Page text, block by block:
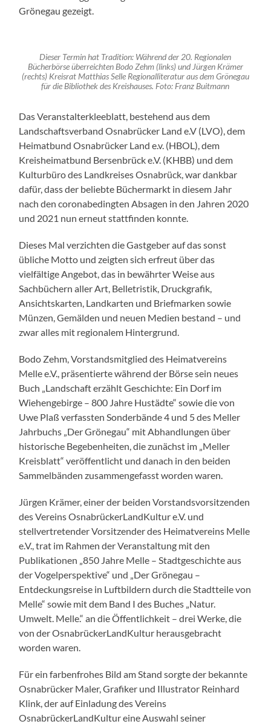
Grönegau gezeigt.
Dieser Termin hat Tradition: Während der 20. Regionalen
Bücherbörse überreichten Bodo Zehm (links) und Jürgen Krämer
(rechts) Kreisrat Matthias Selle Regionalliteratur aus dem Grönegau
für die Bibliothek des Kreishauses. Foto: Franz Buitmann
Das Veranstalterkleeblatt, bestehend aus dem
Landschaftsverband Osnabrücker Land e.V (LVO), dem
Heimatbund Osnabrücker Land e.v. (HBOL), dem
Kreisheimatbund Bersenbrück e.V. (KHBB) und dem
Kulturbüro des Landkreises Osnabrück, war dankbar
dafür, dass der beliebte Büchermarkt in diesem Jahr
nach den coronabedingten Absagen in den Jahren 2020
und 2021 nun erneut stattfinden konnte.
Dieses Mal verzichten die Gastgeber auf das sonst
übliche Motto und zeigten sich erfreut über das
vielfältige Angebot, das in bewährter Weise aus
Sachbüchern aller Art, Belletristik, Druckgrafik,
Ansichtskarten, Landkarten und Briefmarken sowie
Münzen, Gemälden und neuen Medien bestand – und
zwar alles mit regionalem Hintergrund.
Bodo Zehm, Vorstandsmitglied des Heimatvereins
Melle e.V., präsentierte während der Börse sein neues
Buch „Landschaft erzählt Geschichte: Ein Dorf im
Wiehengebirge – 800 Jahre Hustädte“ sowie die von
Uwe Plaß verfassten Sonderbände 4 und 5 des Meller
Jahrbuchs „Der Grönegau“ mit Abhandlungen über
historische Begebenheiten, die zunächst im „Meller
Kreisblatt“ veröffentlicht und danach in den beiden
Sammelbänden zusammengefasst worden waren.
Jürgen Krämer, einer der beiden Vorstandsvorsitzenden
des Vereins OsnabrückerLandKultur e.V. und
stellvertretender Vorsitzender des Heimatvereins Melle
e.V., trat im Rahmen der Veranstaltung mit den
Publikationen „850 Jahre Melle – Stadtgeschichte aus
der Vogelperspektive“ und „Der Grönegau –
Entdeckungsreise in Luftbildern durch die Stadtteile von
Melle“ sowie mit dem Band I des Buches „Natur.
Umwelt. Melle.“ an die Öffentlichkeit – drei Werke, die
von der OsnabrückerLandKultur herausgebracht
worden waren.
Für ein farbenfrohes Bild am Stand sorgte der bekannte
Osnabrücker Maler, Grafiker und Illustrator Reinhard
Klink, der auf Einladung des Vereins
OsnabrückerLandKultur eine Auswahl seiner